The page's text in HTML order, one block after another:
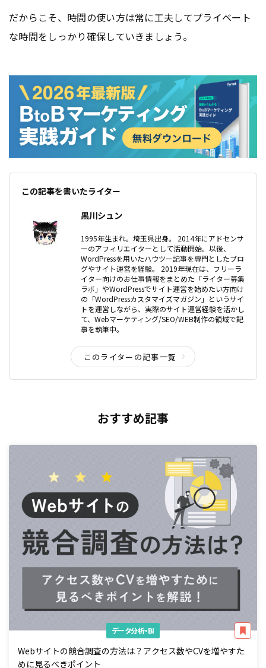
だからこそ、時間の使い方は常に工夫してプライベート
な時間をしっかり確保していきましょう。
この記事を書いたライター
黒川シュン
1995年生まれ。埼玉県出身。 2014年にアドセンサ
ーのアフィリエイターとして活動開始。以後、
WordPressを用いたハウツー記事を専門としたブロ
グやサイト運営を経験。 2019年現在は、フリーラ
イター向けのお仕事情報をまとめた「ライター募集
ラボ」やWordPressでサイト運営を始めたい方向け
の「WordPressカスタマイズマガジン」というサイ
トを運営しながら、実際のサイト運営経験を活かし
て、Webマーケティング/SEO/WEB制作の領域で記
事を執筆中。
このライターの記事一覧
おすすめ記事
データ分析・BI
Webサイトの競合調査の方法は？アクセス数やCVを増やすた
めに見るべきポイント